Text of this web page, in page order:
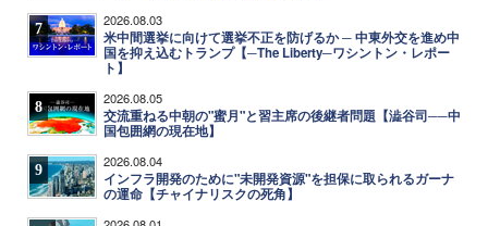
7 2026.08.03
米中間選挙に向けて選挙不正を防げるか ─ 中東外交を進め中
国を抑え込むトランプ【─The Liberty─ワシントン・レポー
ト】
8 2026.08.05
交流重ねる中朝の"蜜月"と習主席の後継者問題【澁谷司──中
国包囲網の現在地】
9 2026.08.04
インフラ開発のために"未開発資源"を担保に取られるガーナ
の運命【チャイナリスクの死角】